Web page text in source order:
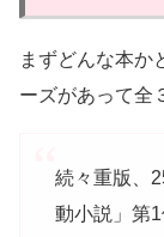
まずどんな本か
ーズがあって全
続々重版、
動小説」第1